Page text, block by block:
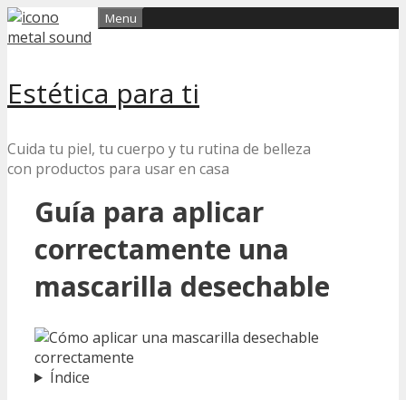
Skip
to
Estética para ti
Cuida tu piel, tu cuerpo y tu rutina de belleza
con productos para usar en casa
Menu
Guía para aplicar
correctamente una
mascarilla desechable
Índice